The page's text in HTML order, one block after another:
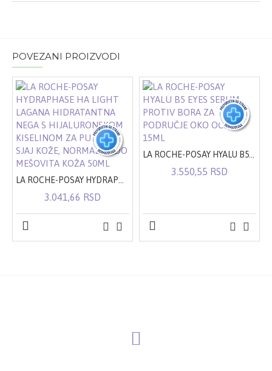
POVEZANI PROIZVODI
LA ROCHE-POSAY HYDRAPHASE HA LIGHT LAGANA HIDRATANTNA NEGA S HIJALURONSKOM KISELINOM ZA PUNOĆU I SJAJ KOŽE, NORMALNA DO MEŠOVITA KOŽA 50ML
3.041,66 RSD
LA ROCHE-POSAY HYALU B5 EYES SERUM PROTIV BORA ZA PODRUČJE OKO OČIJU 15ML
3.550,55 RSD